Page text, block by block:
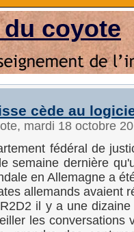
coyote
cède au
mardi 18 octobre
fédéral de
semaine dernière
en Allemagne a
allemands avaient
il y a une
les conversations